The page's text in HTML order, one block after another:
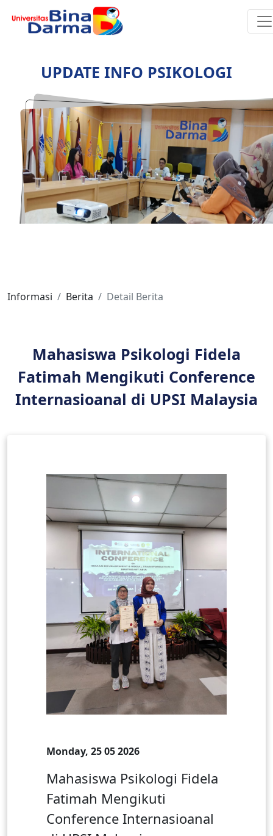
UPDATE INFO PSIKOLOGI
Informasi Berita Detail Berita
Mahasiswa Psikologi Fidela
Fatimah Mengikuti Conference
Internasioanal di UPSI Malaysia
Monday, 25 05 2026
Mahasiswa Psikologi Fidela
Fatimah Mengikuti
Conference Internasioanal